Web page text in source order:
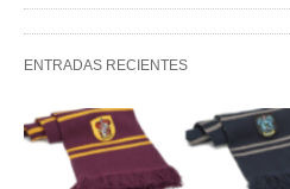
ENTRADAS RECIENTES